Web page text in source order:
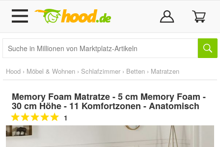
Hood › Möbel & Wohnen › Schlafzimmer › Betten › Matratzen
Memory Foam Matratze - 5 cm Memory Foam -
30 cm Höhe - 11 Komfortzonen - Anatomisch
1